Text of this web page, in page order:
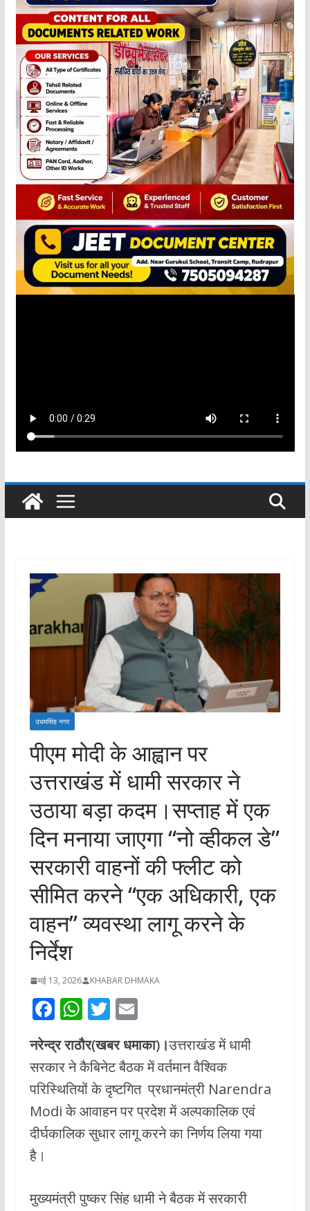
उधमसिंह नगर
पीएम मोदी के आह्वान पर
उत्तराखंड में धामी सरकार ने
उठाया बड़ा कदम।सप्ताह में एक
दिन मनाया जाएगा “नो व्हीकल डे”
सरकारी वाहनों की फ्लीट को
सीमित करने “एक अधिकारी, एक
वाहन” व्यवस्था लागू करने के
निर्देश
मई 13, 2026 KHABAR DHMAKA
F
e
b
o
o
k
W
h
at
s
A
p
p
T
itt
er
E
ai
l
नरेन्द्र राठौर(खबर धमाका)।उत्तराखंड में धामी
सरकार ने कैबिनेट बैठक में वर्तमान वैश्विक
परिस्थितियों के दृष्टगित प्रधानमंत्री Narendra
Modi के आवाहन पर प्रदेश में अल्पकालिक एवं
दीर्घकालिक सुधार लागू करने का निर्णय लिया गया
है।
मुख्यमंत्री पुष्कर सिंह धामी ने बैठक में सरकारी